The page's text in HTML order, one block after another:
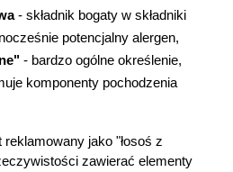
- składnik bogaty w składniki
potencjalny alergen,
- bardzo ogólne określenie,
komponenty pochodzenia
jako "łosoś z
zawierać elementy